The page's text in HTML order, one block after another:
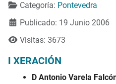
Categoría: Pontevedra
Publicado: 19 Junio 2006
Visitas: 3673
I XERACIÓN
D Antonio Varela